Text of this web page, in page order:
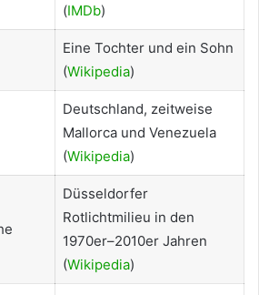
(IMDb)
Eine Tochter und ein Sohn
(Wikipedia)
Deutschland, zeitweise
Mallorca und Venezuela
(Wikipedia)
Düsseldorfer
Rotlichtmilieu in den
1970er–2010er Jahren
(Wikipedia)